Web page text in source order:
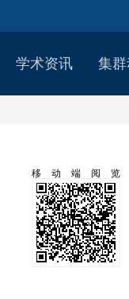
学术资讯 集
移动端阅览